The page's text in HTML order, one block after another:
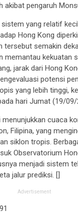
akibat pengaruh
yang relatif
Hong Kong
tersebut semakin
memantau kekuatan
jarak dari Hong
potensi
yang lebih tinggi,
hari Jumat (19/09/
cuaca
Filipina, yang
siklon tropis.
Observatorium
menjadi sistem
jalur prediksi. []
Advertisement